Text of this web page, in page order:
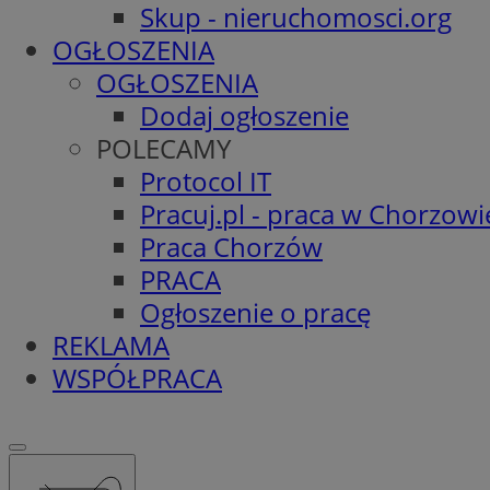
Skup - nieruchomosci.org
OGŁOSZENIA
OGŁOSZENIA
Dodaj ogłoszenie
POLECAMY
Protocol IT
Pracuj.pl - praca w
Praca Chorzów
PRACA
Ogłoszenie o pracę
REKLAMA
WSPÓŁPRACA